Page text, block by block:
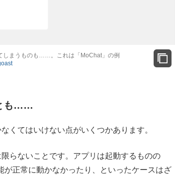
しまうものも……。これは「MoChat」の例
も……
くてはいけない点がいくつかあります。
らないことです。アプリは起動するものの
正常に動かなかったり、といったケースはざ